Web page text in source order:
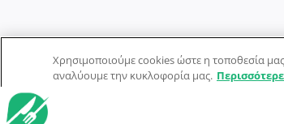
© Dorpon • Μηχανή αναζήτησης για
Χρησιμοποιούμε cookies ώστε η τοποθεσία
αναλύουμε την κυκλοφορία μας.